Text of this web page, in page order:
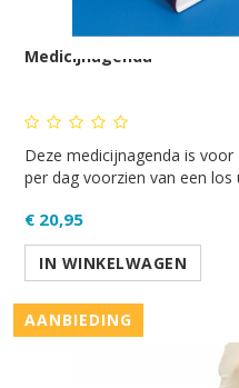
Medicijnagenda
Deze medicijnagenda is
per dag voorzien van een los
€ 20,95
IN WINKELWAGEN
AANBIEDING